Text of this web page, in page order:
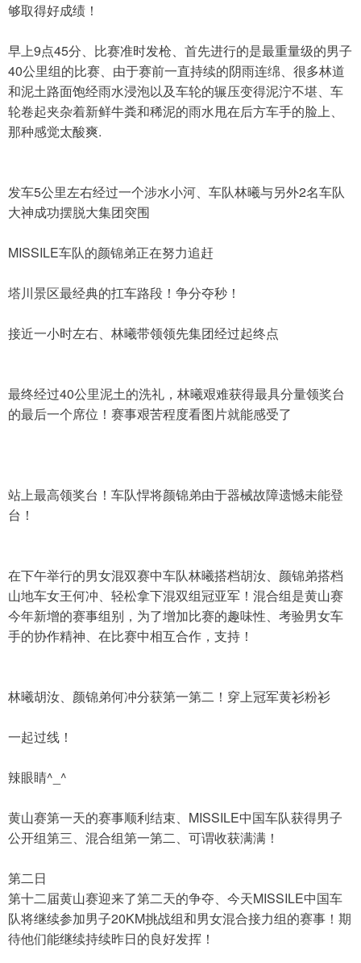
够取得好成绩！
早上9点45分、比赛准时发枪、首先进行的是最重量级的男子
40公里组的比赛、由于赛前一直持续的阴雨连绵、很多林道
和泥土路面饱经雨水浸泡以及车轮的辗压变得泥泞不堪、车
轮卷起夹杂着新鲜牛粪和稀泥的雨水甩在后方车手的脸上、
那种感觉太酸爽.
发车5公里左右经过一个涉水小河、车队林曦与另外2名车队
大神成功摆脱大集团突围
MISSILE车队的颜锦弟正在努力追赶
塔川景区最经典的扛车路段！争分夺秒！
接近一小时左右、林曦带领领先集团经过起终点
最终经过40公里泥土的洗礼，林曦艰难获得最具分量领奖台
的最后一个席位！赛事艰苦程度看图片就能感受了
站上最高领奖台！车队悍将颜锦弟由于器械故障遗憾未能登
台！
在下午举行的男女混双赛中车队林曦搭档胡汝、颜锦弟搭档
山地车女王何冲、轻松拿下混双组冠亚军！混合组是黄山赛
今年新增的赛事组别，为了增加比赛的趣味性、考验男女车
手的协作精神、在比赛中相互合作，支持！
林曦胡汝、颜锦弟何冲分获第一第二！穿上冠军黄衫粉衫
一起过线！
辣眼睛^_^
黄山赛第一天的赛事顺利结束、MISSILE中国车队获得男子
公开组第三、混合组第一第二、可谓收获满满！
第二日
第十二届黄山赛迎来了第二天的争夺、今天MISSILE中国车
队将继续参加男子20KM挑战组和男女混合接力组的赛事！期
待他们能继续持续昨日的良好发挥！